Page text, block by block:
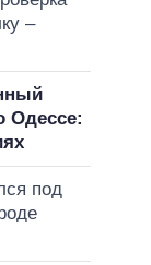
–
Одессе:
под